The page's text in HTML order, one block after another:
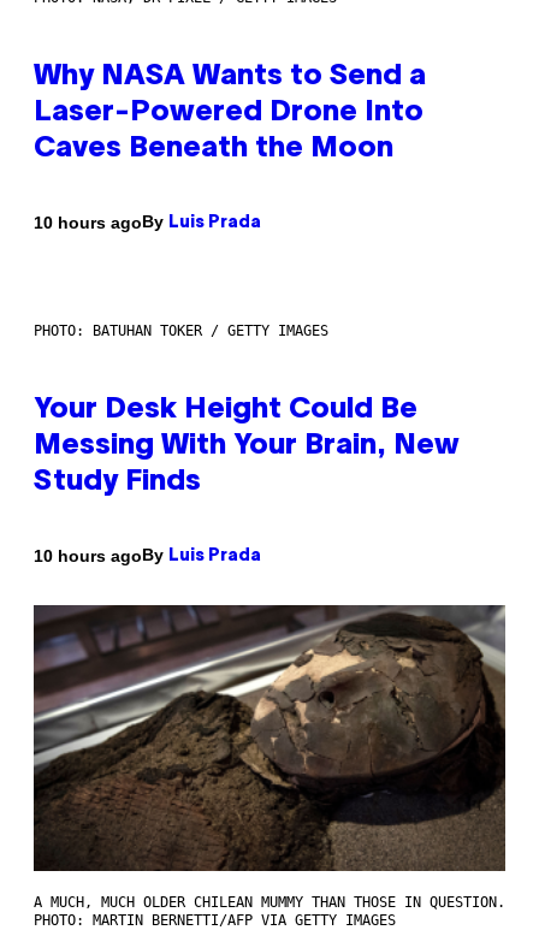
Why NASA Wants to Send a
Laser-Powered Drone Into
Caves Beneath the Moon
10 hours agoBy Luis Prada
PHOTO: BATUHAN TOKER / GETTY IMAGES
Your Desk Height Could Be
Messing With Your Brain, New
Study Finds
10 hours agoBy Luis Prada
A MUCH, MUCH OLDER CHILEAN MUMMY THAN THOSE IN QUESTION.
PHOTO: MARTIN BERNETTI/AFP VIA GETTY IMAGES